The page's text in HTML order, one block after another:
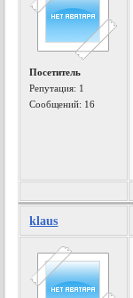
Посетитель
Репутация: 1
Сообщений: 16
klaus